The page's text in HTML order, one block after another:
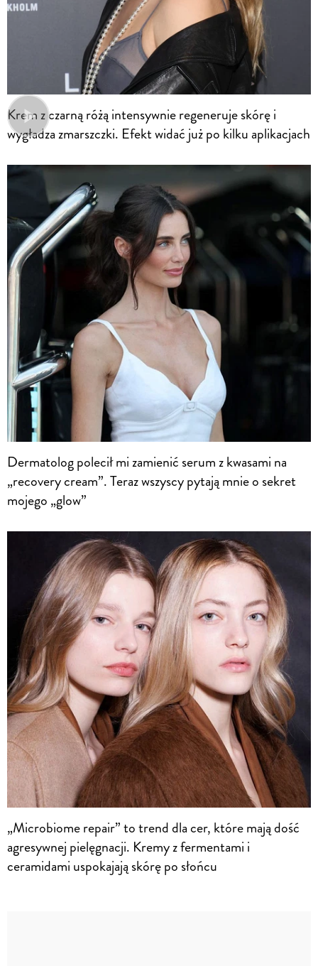
Krem z czarną różą intensywnie regeneruje skórę i
wygładza zmarszczki. Efekt widać już po kilku aplikacjach
Dermatolog polecił mi zamienić serum z kwasami na
„recovery cream”. Teraz wszyscy pytają mnie o sekret
mojego „glow”
„Microbiome repair” to trend dla cer, które mają dość
agresywnej pielęgnacji. Kremy z fermentami i
ceramidami uspokajają skórę po słońcu